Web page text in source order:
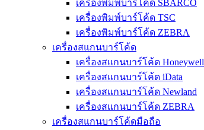
เครื่องพิมพ์บาร์โค้ด SBARCO
เครื่องพิมพ์บาร์โค้ด TSC
เครื่องพิมพ์บาร์โค้ด ZEBRA
เครื่องสแกนบาร์โค้ด
เครื่องสแกนบาร์โค้ด Honeywell
เครื่องสแกนบาร์โค้ด iData
เครื่องสแกนบาร์โค้ด Newland
เครื่องสแกนบาร์โค้ด ZEBRA
เครื่องสแกนบาร์โค้ดมือถือ